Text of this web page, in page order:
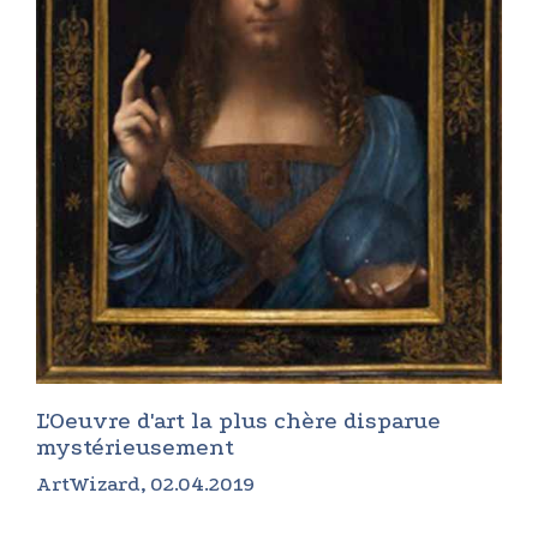
L'Oeuvre d'art la plus chère disparue
mystérieusement
ArtWizard, 02.04.2019